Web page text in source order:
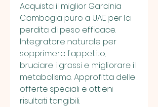
Acquista il miglior Garcinia
Cambogia puro a UAE per la
perdita di peso efficace.
Integratore naturale per
sopprimere l'appetito,
bruciare i grassi e migliorare il
metabolismo. Approfitta delle
offerte speciali e ottieni
risultati tangibili.